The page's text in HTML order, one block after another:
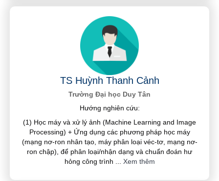
TS Huỳnh Thanh Cảnh
Trường Đại học Duy Tân
Hướng nghiên cứu:
(1) Học máy và xử lý ảnh (Machine Learning and Image
Processing) + Ứng dụng các phương pháp học máy
(mạng nơ-ron nhân tạo, máy phân loại véc-tơ, mạng nơ-
ron chập), để phân loại/nhận dạng và chuẩn đoán hư
hỏng công trình
Xem thêm